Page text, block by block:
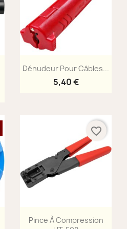
Aperçu rapide
Dénudeur Pour Câbles...
5,40 €
Aperçu rapide
Pince À Compression
favorite_border